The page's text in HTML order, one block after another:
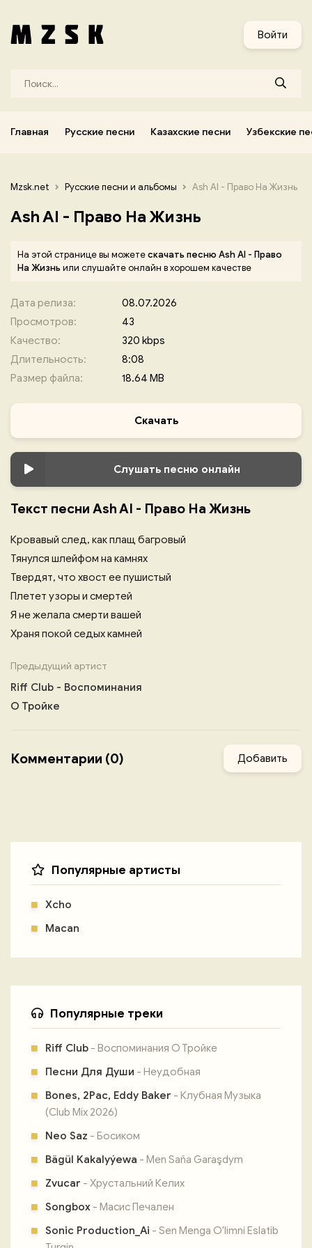
Войти
Главная Русские песни Казахские песни Узбекские
Mzsk.net Русские песни и альбомы Ash AI - Право На Жизнь
Ash AI - Право На Жизнь
На этой странице вы можетескачать песню Ash AI - Право
На Жизнь или слушайте онлайн в хорошем качестве
Дата релиза:
08.07.2026
Просмотров:
43
Качество:
320 kbps
Длительность:
8:08
Размер файла:
18.64 MB
Скачать
Слушать песню онлайн
Текст песни Ash AI - Право На Жизнь
Кровавый след, как плащ багровый
Тянулся шлейфом на камнях
Твердят, что хвост ее пушистый
Плетет узоры и смертей
Я не желала смерти вашей
Храня покой седых камней
Предыдущий артист
Riff Club - Воспоминания
О Тройке
Комментарии (0) Добавить
Популярные артисты
Xcho
Macan
Популярные треки
Riff Club - Воспоминания О Тройке
Песни Для Души - Неудобная
Bones, 2Pac, Eddy Baker - Клубная Музыка
(Club Mix 2026)
Neo Saz - Босиком
Bägül Kakalyýewa - Men Saňa Garaşdym
Zvucar - Хрустальний Келих
Songbox - Масис Печален
Sonic Production_Ai - Sen Menga O'limni Eslatib
Узбекские песни Корейские песни